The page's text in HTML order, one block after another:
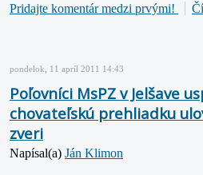
Pridajte komentár medzi prvými!
pondelok, 11 apríl 2011 14:43
Poľovníci MsPZ v Jelšave
chovateľskú prehliadku
zveri
Napísal(a) Ján Klimon